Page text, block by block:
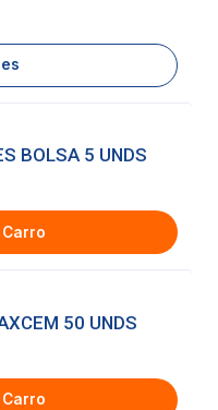
BOLSA 5 UNDS
50 UNDS